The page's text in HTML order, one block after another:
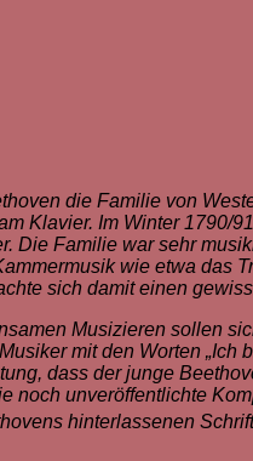
die Familie von
Klavier. Im Winter
Die Familie war sehr
wie etwa das
sich damit einen
Musizieren sollen
mit den Worten
dass der junge
noch unveröffentlichte
hinterlassenen